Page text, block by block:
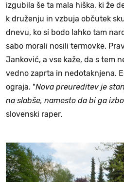
izgubila še ta mala hiška, ki že
k druženju in vzbuja občutek
dnevu, ko si bodo lahko tam
sabo morali nosili termovke.
Janković, a vse kaže, da s tem
vedno zaprta in nedotaknjena.
ograja. "Nova preureditev je
na slabše, namesto da bi ga
slovenski raper.